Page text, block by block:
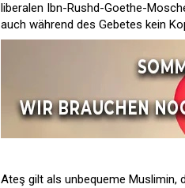
liberalen Ibn-Rushd-Goethe-
auch während des Gebetes kein
Ateş gilt als unbequeme Muslimin,